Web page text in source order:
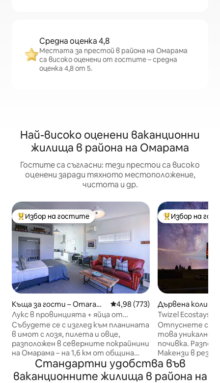
Средна оценка 4,8
Местата за престой в района на Омарама
са високо оценени от гостите – средна
оценка 4,8 от 5.
Най-високо оценени ваканционни
жилища в района на Омарама
Гостите са съгласни: тези престои са високо
оценени заради тяхното местоположение,
чистота и др.
Най-популярен избор на гостите
Избор на гостите
Къща за гости – Omaram
a
Средна оценка: 4,98 от 5,
4,98 (773)
Лукс в провинцията + яйца от
свободно отглеждани кокошки за
закуска
Събудете се с изглед към планината
в имот с лозя, пилета и овце,
разположен в северните покрайнини
на Омарама – на 1,6 км от община
Омарама. Велосипедна писта A2O на
входа. Голям парк като терени с
къща на собствениците. Барбекю/
Най-популярен
Избор на
Дървена колиба
u
Twizel Ecostays.
отдих.
Отпуснете се и
това уникално
почивка.
Макензи в
с 10 акра
към
Тази сладка
Стандартни удобства във
ваканционните жилища в района на